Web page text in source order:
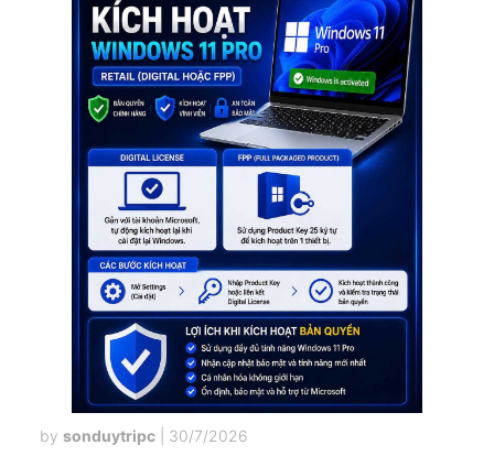
by sonduytripc 30/7/2026